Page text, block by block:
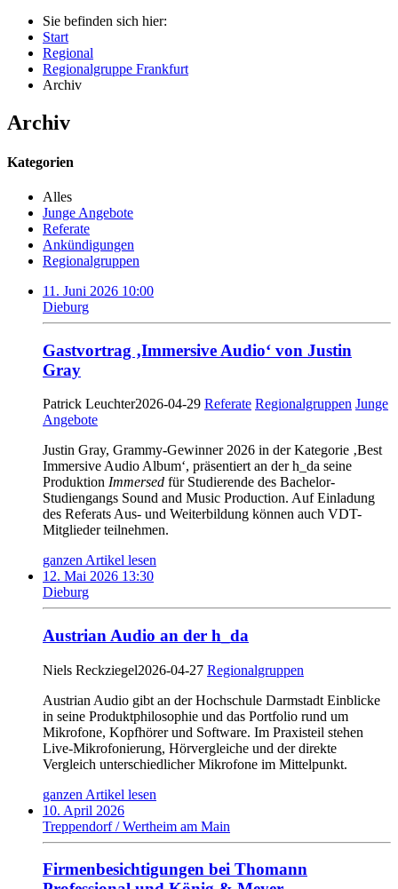
Sie befinden sich hier:
Start
Regional
Regionalgruppe Frankfurt
Archiv
Archiv
Kategorien
Alles
Junge Angebote
Referate
Ankündigungen
Regionalgruppen
11. Juni 2026 10:00
Dieburg
Gastvortrag ‚Immersive Audio‘ von Justin
Gray
Patrick Leuchter2026-04-29 Referate Regionalgruppen Junge
Angebote
Justin Gray, Grammy-Gewinner 2026 in der Kategorie ‚Best
Immersive Audio Album‘, präsentiert an der h_da seine
Produktion Immersed für Studierende des Bachelor-
Studiengangs Sound and Music Production. Auf Einladung
des Referats Aus- und Weiterbildung können auch VDT-
Mitglieder teilnehmen.
ganzen Artikel lesen
12. Mai 2026 13:30
Dieburg
Austrian Audio an der h_da
Niels Reckziegel2026-04-27 Regionalgruppen
Austrian Audio gibt an der Hochschule Darmstadt Einblicke
in seine Produktphilosophie und das Portfolio rund um
Mikrofone, Kopfhörer und Software. Im Praxisteil stehen
Live-Mikrofonierung, Hörvergleiche und der direkte
Vergleich unterschiedlicher Mikrofone im Mittelpunkt.
ganzen Artikel lesen
10. April 2026
Treppendorf / Wertheim am Main
Firmenbesichtigungen bei Thomann